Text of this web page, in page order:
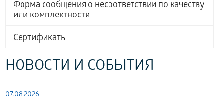
Форма сообщения о несоответствии по качеству
или комплектности
Сертификаты
НОВОСТИ И СОБЫТИЯ
07.08.2026